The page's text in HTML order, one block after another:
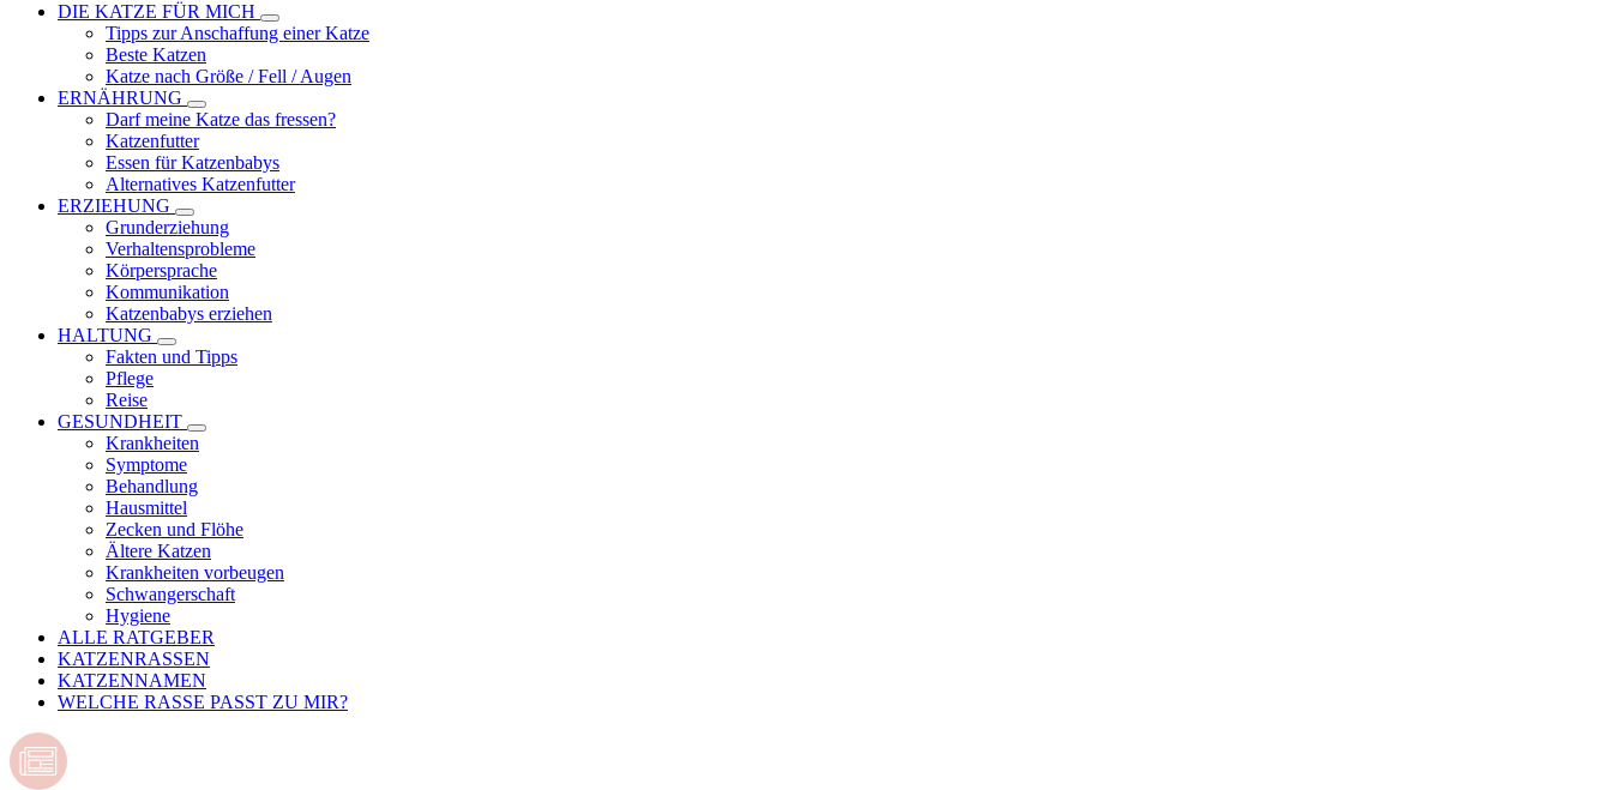
DIE KATZE FÜR MICH
Tipps zur Anschaffung einer Katze
Beste Katzen
Katze nach Größe / Fell / Augen
ERNÄHRUNG
Darf meine Katze das fressen?
Katzenfutter
Essen für Katzenbabys
Alternatives Katzenfutter
ERZIEHUNG
Grunderziehung
Verhaltensprobleme
Körpersprache
Kommunikation
Katzenbabys erziehen
HALTUNG
Fakten und Tipps
Pflege
Reise
GESUNDHEIT
Krankheiten
Symptome
Behandlung
Hausmittel
Zecken und Flöhe
Ältere Katzen
Krankheiten vorbeugen
Schwangerschaft
Hygiene
ALLE RATGEBER
KATZENRASSEN
KATZENNAMEN
WELCHE RASSE PASST ZU MIR?